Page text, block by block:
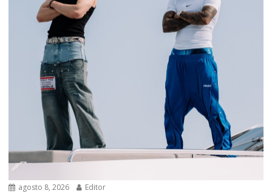
agosto 8, 2026 Editor